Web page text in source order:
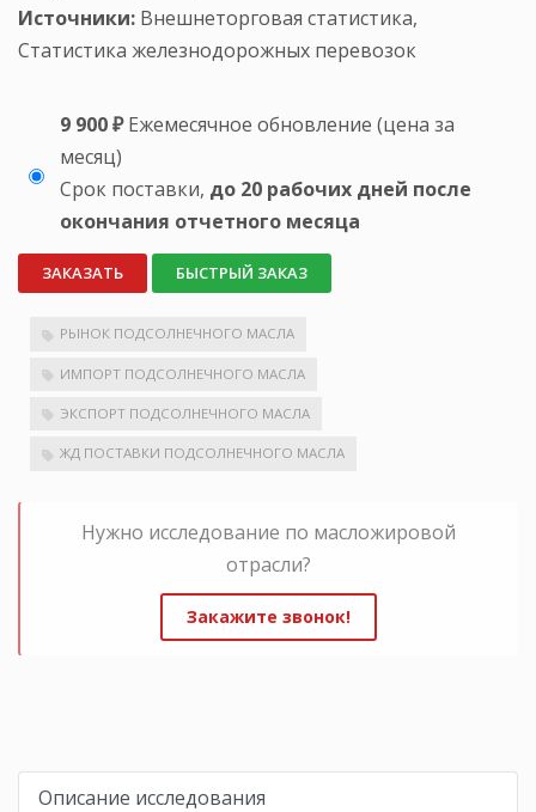
Источники: Внешнеторговая статистика,
Статистика железнодорожных перевозок
9 900 ₽ Ежемесячное обновление (цена за
месяц)
Срок поставки, до 20 рабочих дней после
окончания отчетного месяца
ЗАКАЗАТЬ БЫСТРЫЙ ЗАКАЗ
РЫНОК ПОДСОЛНЕЧНОГО МАСЛА
ИМПОРТ ПОДСОЛНЕЧНОГО МАСЛА
ЭКСПОРТ ПОДСОЛНЕЧНОГО МАСЛА
ЖД ПОСТАВКИ ПОДСОЛНЕЧНОГО МАСЛА
Нужно исследование по масложировой
отрасли?
Закажите звонок!
Описание исследования